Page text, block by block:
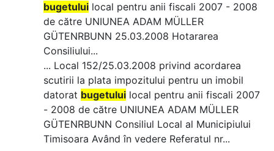
bugetului local pentru anii fiscali 2007 - 2008
de către UNIUNEA ADAM MÜLLER
GÜTENRBUNN 25.03.2008 Hotararea
Consiliului...
... Local 152/25.03.2008 privind acordarea
scutirii la plata impozitului pentru un imobil
datorat bugetului local pentru anii fiscali 2007
- 2008 de către UNIUNEA ADAM MÜLLER
GÜTENRBUNN Consiliul Local al Municipiului
Timisoara Având în vedere Referatul nr...